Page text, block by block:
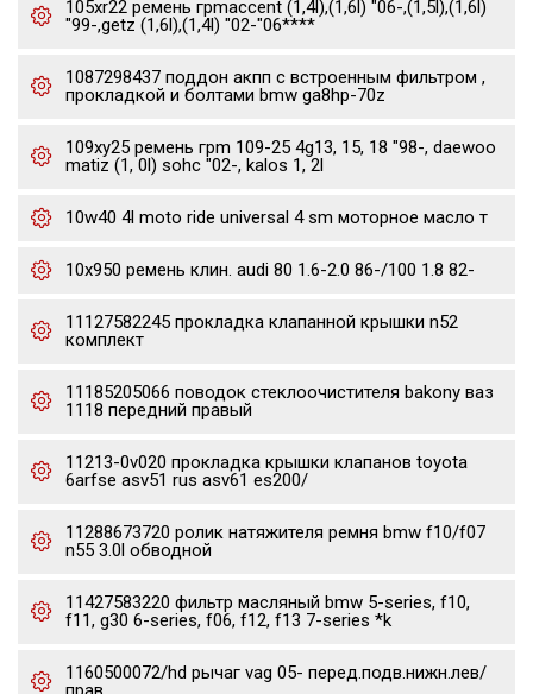
105xr22 ремень грmaccent (1,4l),(1,6l) "06-,(1,5l),(1,6l)
"99-,getz (1,6l),(1,4l) "02-"06****
1087298437 поддон акпп с встроенным фильтром ,
прокладкой и болтами bmw ga8hp-70z
109xy25 ремень грm 109-25 4g13, 15, 18 "98-, daewoo
matiz (1, 0l) sohc "02-, kalos 1, 2l
10w40 4l moto ride universal 4 sm моторное масло т
10x950 ремень клин. audi 80 1.6-2.0 86-/100 1.8 82-
11127582245 прокладка клапанной крышки n52
комплект
11185205066 поводок стеклоочистителя bakony ваз
1118 передний правый
11213-0v020 прокладка крышки клапанов toyota
6arfse asv51 rus asv61 es200/
11288673720 ролик натяжителя ремня bmw f10/f07
n55 3.0l обводной
11427583220 фильтр масляный bmw 5-series, f10,
f11, g30 6-series, f06, f12, f13 7-series *k
1160500072/hd рычаг vag 05- перед.подв.нижн.лев/